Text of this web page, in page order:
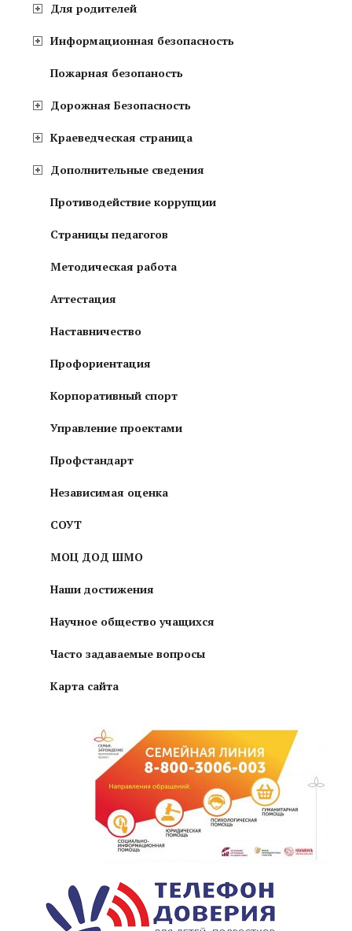
Для родителей
Информационная безопасность
Пожарная безопаность
Дорожная Безопасность
Краеведческая страница
Дополнительные сведения
Противодействие коррупции
Страницы педагогов
Методическая работа
Аттестация
Наставничество
Профориентация
Корпоративный спорт
Управление проектами
Профстандарт
Независимая оценка
СОУТ
МОЦ ДОД ШМО
Наши достижения
Научное общество учащихся
Часто задаваемые вопросы
Карта сайта